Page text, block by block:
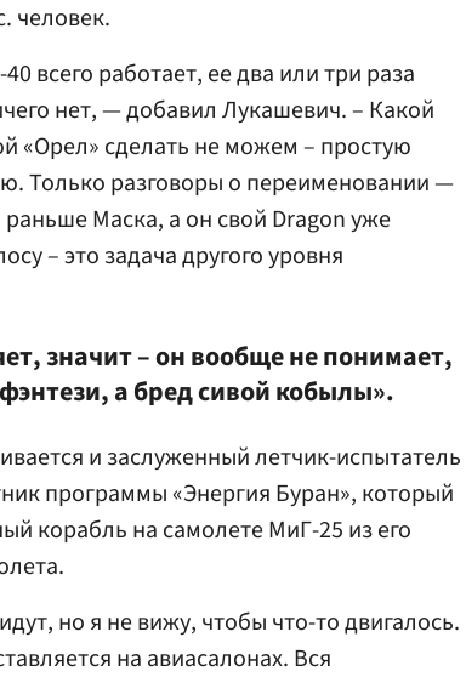
человек.
всего работает, ее два или три раза
нет, — добавил Лукашевич. – Какой
«Орел» сделать не можем – простую
Только разговоры о переименовании —
Маска, а он свой Dragon уже
– это задача другого уровня
значит – он вообще не понимает,
а бред сивой кобылы».
и заслуженный летчик-испытатель
программы «Энергия Буран», который
корабль на самолете МиГ-25 из его
но я не вижу, чтобы что-то двигалось.
на авиасалонах. Вся